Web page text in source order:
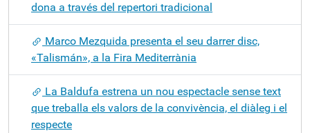
dona a través del repertori tradicional
Marco Mezquida presenta el seu darrer disc,
«Talismán», a la Fira Mediterrània
La Baldufa estrena un nou espectacle sense text
que treballa els valors de la convivència, el diàleg i el
respecte